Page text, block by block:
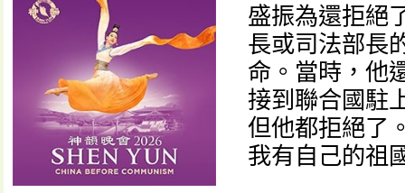
盛振為還拒絕
長或司法部長
命。當時，他
接到聯合國駐
但他都拒絕了
我有自己的祖